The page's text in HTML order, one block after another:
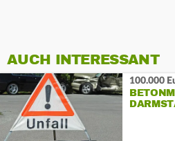
AUCH INTERESSANT
100.000